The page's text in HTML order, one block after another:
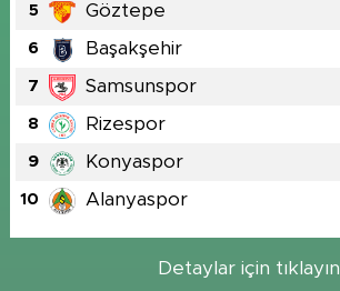
5 Göztepe
6 Başakşehir
7 Samsunspor
8 Rizespor
9 Konyaspor
10 Alanyaspor
Detaylar için tıklayın